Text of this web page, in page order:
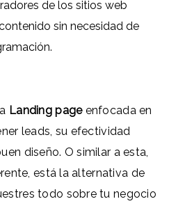
de los sitios web
sin necesidad de
Landing pageenfocada en
leads, su efectividad
diseño. O similar a esta,
está la alternativa de
todo sobre tu negocio